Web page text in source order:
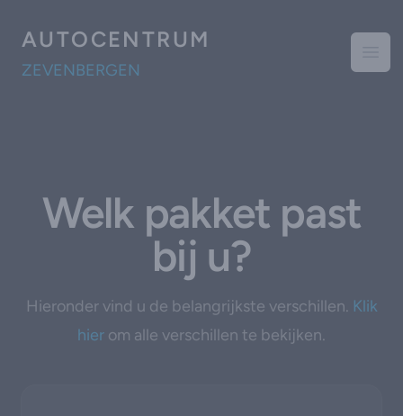
AUTOCENTRUM
ZEVENBERGEN
Welk pakket past
bij u?
Hieronder vind u de belangrijkste verschillen. Klik
hier om alle verschillen te bekijken.